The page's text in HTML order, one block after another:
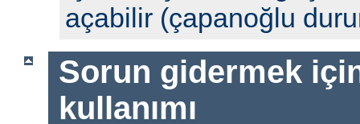
açabilir (çapanoğlu
Sorun gidermek
kullanımı